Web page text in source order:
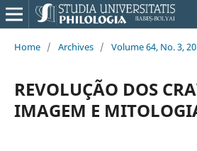
Home / Archives / Volume 64, No. 3,
REVOLUÇÃO DOS
IMAGEM E